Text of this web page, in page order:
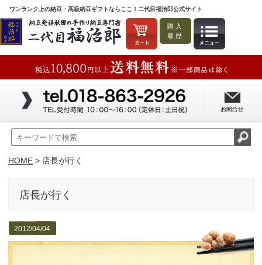
ワンランク上の納豆・高級納豆ギフトならここ！二代目福治郎公式サイト
購入
履歴
HOME > 店長が行く
店長が行く
2012/04/04